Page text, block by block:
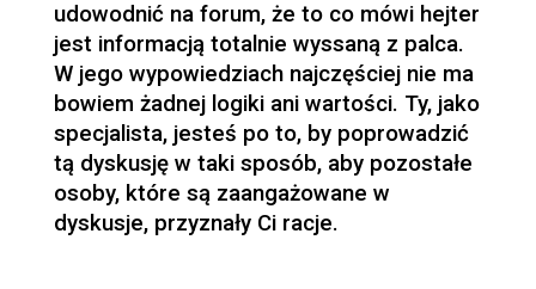
udowodnić na forum, że to co mówi hejter
jest informacją totalnie wyssaną z palca.
W jego wypowiedziach najczęściej nie ma
bowiem żadnej logiki ani wartości. Ty, jako
specjalista, jesteś po to, by poprowadzić
tą dyskusję w taki sposób, aby pozostałe
osoby, które są zaangażowane w
dyskusje, przyznały Ci racje.